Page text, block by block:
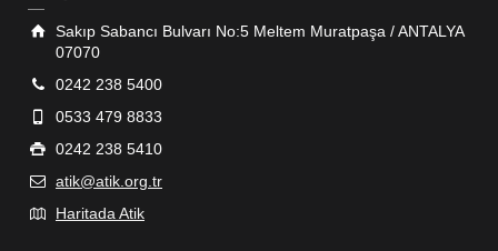
Sakıp Sabancı Bulvarı No:5 Meltem Muratpaşa / ANTALYA
07070
0242 238 5400
0533 479 8833
0242 238 5410
atik@atik.org.tr
Haritada Atik